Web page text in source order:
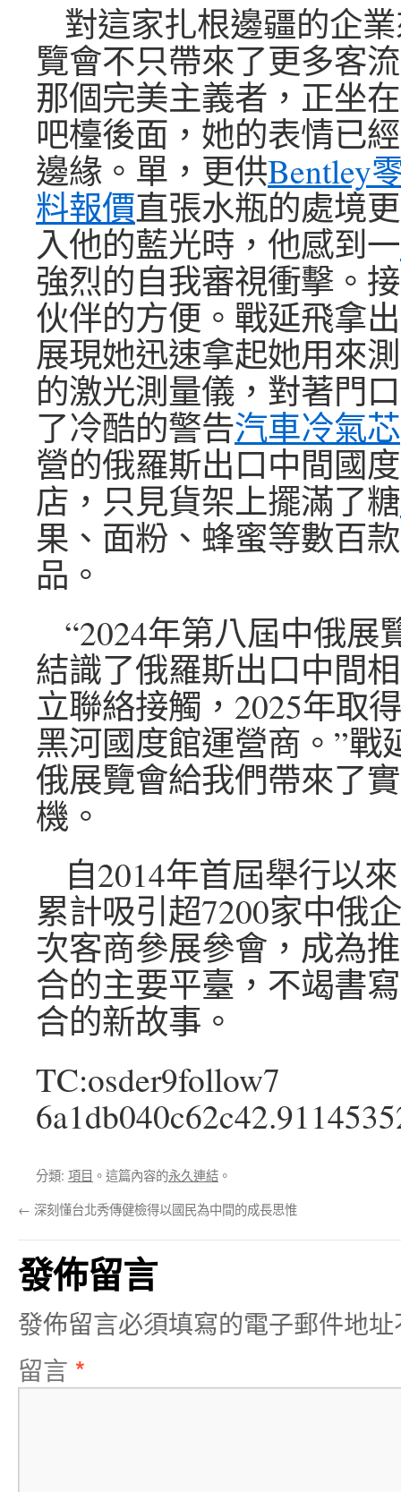
對這家扎根邊疆的企
覽會不只帶來了更多客
那個完美主義者，正坐
吧檯後面，她的表情已
邊緣。單，更供Bentley
料報價直張水瓶的處境
入他的藍光時，他感到一
強烈的自我審視衝擊。
伙伴的方便。戰延飛拿
展現她迅速拿起她用來
的激光測量儀，對著門
了冷酷的警告汽車冷氣芯
營的俄羅斯出口中間國
店，只見貨架上擺滿了糖
果、面粉、蜂蜜等數百
品。
“2024年第八屆中俄展
結識了俄羅斯出口中間
立聯絡接觸，2025年取
黑河國度館運營商。”戰
俄展覽會給我們帶來了
機。
自2014年首屆舉行以
累計吸引超7200家中俄
次客商參展參會，成為
合的主要平臺，不竭書
合的新故事。
TC:osder9follow7
分類: 項目 。這篇內容的永久連結 。
← 深刻懂台北秀傳健檢得以國民為中間的成長思惟
發佈留言
發佈留言必須填寫的電子郵件地
留言 *